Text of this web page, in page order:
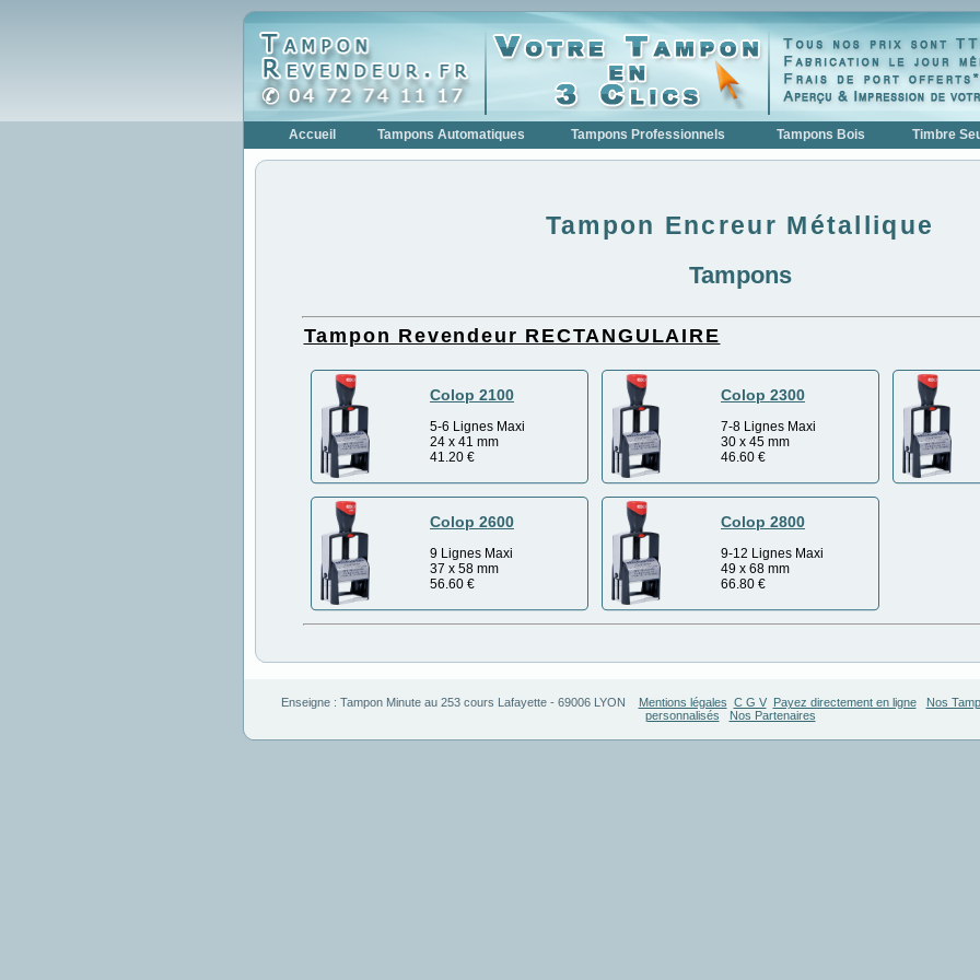
Accueil
Tampons Automatiques Tampons Professionnels Tampons Bois Timbre
Tampon Encreur Métallique
Tampons
Tampon Revendeur RECTANGULAIRE
Colop 2100
5-6 Lignes Maxi
24 x 41 mm
41.20 €
Colop 2300
7-8 Lignes Maxi
30 x 45 mm
46.60 €
Colop 2600
9 Lignes Maxi
37 x 58 mm
56.60 €
Colop 2800
9-12 Lignes Maxi
49 x 68 mm
66.80 €
Enseigne : Tampon Minuteau 253 cours Lafayette- 69006 LYON Mentions légales C G V Payez directement en ligne Nos
personnalisés
Nos Partenaires